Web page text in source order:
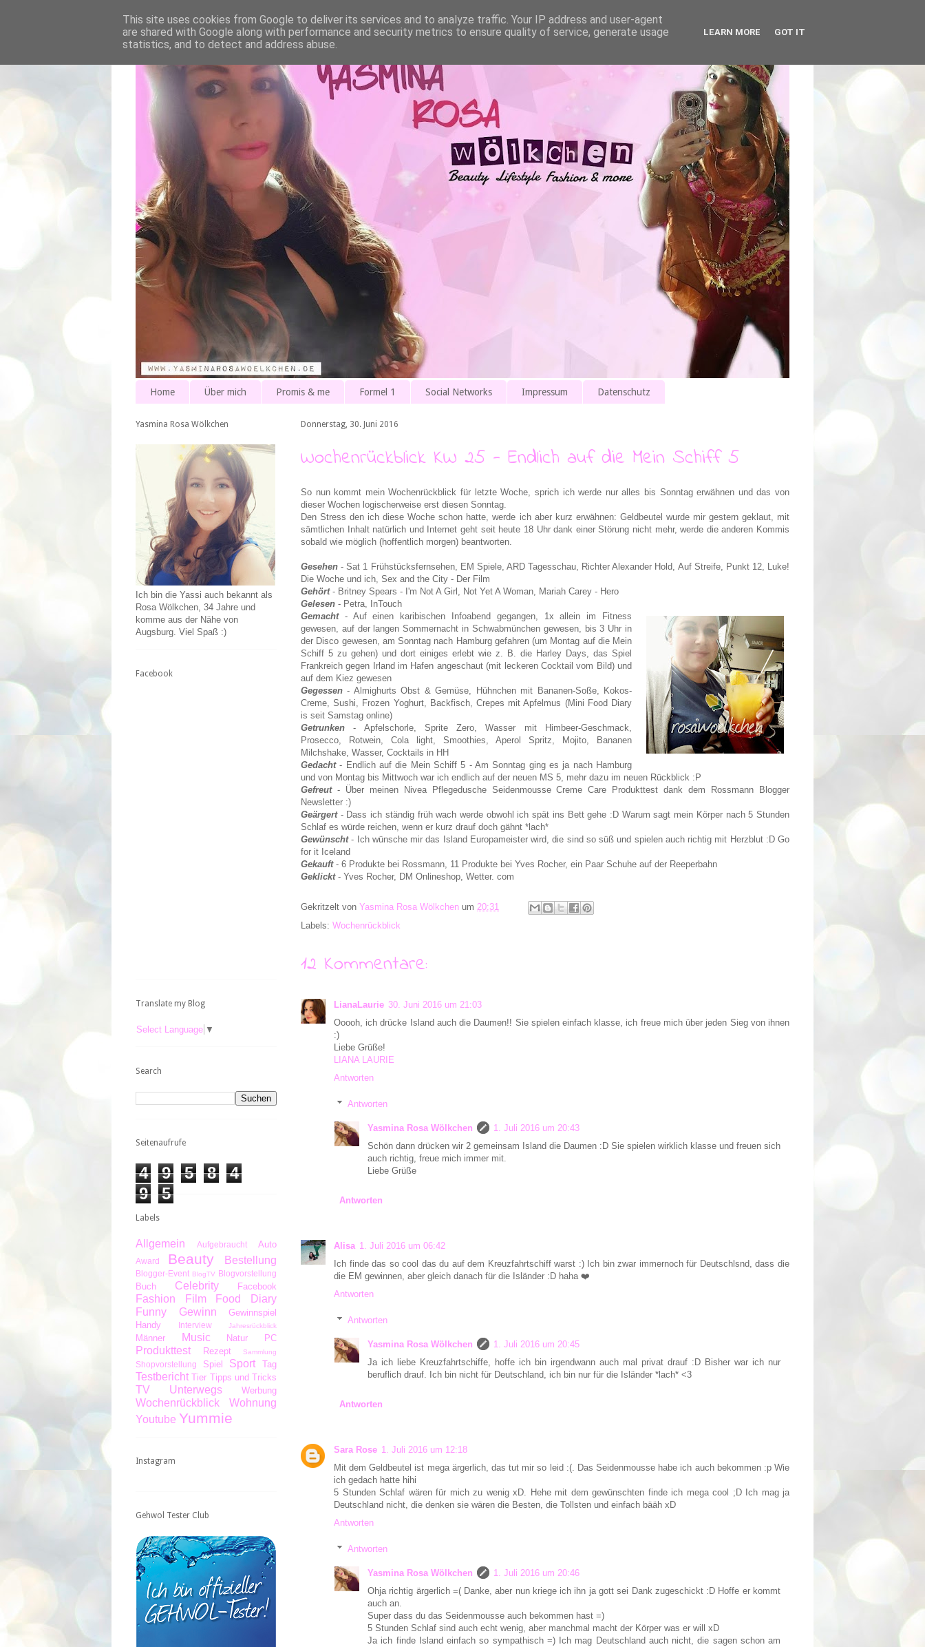
Home Über mich Promis & me Formel 1 Social Networks Impressum Datenschutz
Donnerstag, 30. Juni 2016
Wochenrückblick KW 25 - Endlich auf die Mein Schiff 5
So nun kommt mein Wochenrückblick für letzte Woche, sprich ich werde nur alles bis Sonntag erwähnen und das von
dieser Wochen logischerweise erst diesen Sonntag.
Den Stress den ich diese Woche schon hatte, werde ich aber kurz erwähnen: Geldbeutel wurde mir gestern geklaut, mit
sämtlichen Inhalt natürlich und Internet geht seit heute 18 Uhr dank einer Störung nicht mehr, werde die anderen Kommis
sobald wie möglich (hoffentlich morgen) beantworten.
Gesehen - Sat 1 Frühstücksfernsehen, EM Spiele, ARD Tagesschau, Richter Alexander Hold, Auf Streife, Punkt 12, Luke!
Die Woche und ich, Sex and the City - Der Film
Gehört- Britney Spears - I'm Not A Girl, Not Yet A Woman, Mariah Carey - Hero
Gelesen - Petra, InTouch
Gemacht- Auf einen karibischen Infoabend gegangen, 1x allein im Fitness
gewesen, auf der langen Sommernacht in Schwabmünchen gewesen, bis 3 Uhr in
der Disco gewesen, am Sonntag nach Hamburg gefahren (um Montag auf die Mein
Schiff 5 zu gehen) und dort einiges erlebt wie z. B. die Harley Days, das Spiel
Frankreich gegen Irland im Hafen angeschaut (mit leckeren Cocktail vom Bild) und
auf dem Kiez gewesen
Gegessen - Almighurts Obst & Gemüse, Hühnchen mit Bananen-Soße, Kokos-
Creme, Sushi, Frozen Yoghurt, Backfisch, Crepes mit Apfelmus (Mini Food Diary
is seit Samstag online)
Getrunken - Apfelschorle, Sprite Zero, Wasser mit Himbeer-Geschmack,
Prosecco, Rotwein, Cola light, Smoothies, Aperol Spritz, Mojito, Bananen
Milchshake, Wasser, Cocktails in HH
Gedacht- Endlich auf die Mein Schiff 5 - Am Sonntag ging es ja nach Hamburg
und von Montag bis Mittwoch war ich endlich auf der neuen MS 5, mehr dazu im neuen Rückblick :P
Gefreut- Über meinen Nivea Pflegedusche Seidenmousse Creme Care Produkttest dank dem Rossmann Blogger
Newsletter :)
Geärgert- Dass ich ständig früh wach werde obwohl ich spät ins Bett gehe :D Warum sagt mein Körper nach 5 Stunden
Schlaf es würde reichen, wenn er kurz drauf doch gähnt *lach*
Gewünscht- Ich wünsche mir das Island Europameister wird, die sind so süß und spielen auch richtig mit Herzblut :D Go
for it Iceland
Gekauft- 6 Produkte bei Rossmann, 11 Produkte bei Yves Rocher, ein Paar Schuhe auf der Reeperbahn
Geklickt- Yves Rocher, DM Onlineshop, Wetter. com
Gekritzelt von Yasmina Rosa Wölkchen um 20:31
Labels: Wochenrückblick
12 Kommentare:
LianaLaurie 30. Juni 2016 um 21:03
Ooooh, ich drücke Island auch die Daumen!! Sie spielen einfach klasse, ich freue mich über jeden Sieg von ihnen
:)
Liebe Grüße!
LIANA LAURIE
Antworten
Antworten
Yasmina Rosa Wölkchen
1. Juli 2016 um 20:43
Schön dann drücken wir 2 gemeinsam Island die Daumen :D Sie spielen wirklich klasse und freuen sich
auch richtig, freue mich immer mit.
Liebe Grüße
Antworten
Alisa 1. Juli 2016 um 06:42
Ich finde das so cool das du auf dem Kreuzfahrtschiff warst :) Ich bin zwar immernoch für Deutschlsnd, dass die
die EM gewinnen, aber gleich danach für die Isländer :D haha ❤️
Antworten
Antworten
Yasmina Rosa Wölkchen
1. Juli 2016 um 20:45
Ja ich liebe Kreuzfahrtschiffe, hoffe ich bin irgendwann auch mal privat drauf :D Bisher war ich nur
beruflich drauf. Ich bin nicht für Deutschland, ich bin nur für die Isländer *lach* <3
Antworten
Sara Rose 1. Juli 2016 um 12:18
Mit dem Geldbeutel ist mega ärgerlich, das tut mir so leid :(. Das Seidenmousse habe ich auch bekommen :p Wie
ich gedach hatte hihi
5 Stunden Schlaf wären für mich zu wenig xD. Hehe mit dem gewünschten finde ich mega cool ;D Ich mag ja
Deutschland nicht, die denken sie wären die Besten, die Tollsten und einfach bääh xD
Antworten
Antworten
Yasmina Rosa Wölkchen
1. Juli 2016 um 20:46
Ohja richtig ärgerlich =( Danke, aber nun kriege ich ihn ja gott sei Dank zugeschickt :D Hoffe er kommt
auch an.
Super dass du das Seidenmousse auch bekommen hast =)
5 Stunden Schlaf sind auch echt wenig, aber manchmal macht der Körper was er will xD
Ja ich finde Island einfach so sympathisch =) Ich mag Deutschland auch nicht, die sagen schon am
Yasmina Rosa Wölkchen
Ich bin die Yassi auch bekannt als
Rosa Wölkchen, 34 Jahre und
komme aus der Nähe von
Augsburg. Viel Spaß :)
Facebook
Translate my Blog
Select Language ▼
Search
Seitenaufrufe
4 9 5 8
4
9
5
Labels
Allgemein Aufgebraucht Auto
Award Beauty Bestellung
Blogger-Event BlogTV Blogvorstellung
Buch Celebrity Facebook
Fashion Film
Food Diary
Funny
Gewinn
Gewinnspiel
Handy
Interview Jahresrückblick
Männer Music Natur PC
Produkttest Rezept Sammlung
Shopvorstellung Spiel Sport Tag
Testbericht Tier Tipps und Tricks
TV Unterwegs Werbung
Wochenrückblick
Wohnung
Youtube Yummie
Instagram
Gehwol Tester Club
This site uses cookies from Google to deliver its services and to analyze traffic. Your IP address and user-agent
are shared with Google along with performance and security metrics to ensure quality of service, generate usage
statistics, and to detect and address abuse.
LEARN MORE GOT IT